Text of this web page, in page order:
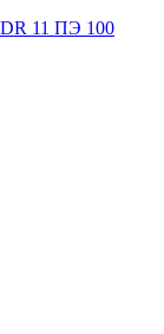
11 ПЭ 100